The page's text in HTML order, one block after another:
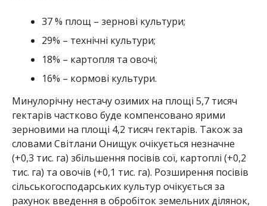
37 % площ – зернові культури;
29% – технічні культури;
18% – картопля та овочі;
16% – кормові культури.
Минулорічну нестачу озимих на площі 5,7 тисяч
гектарів частково буде компенсовано ярими
зерновими на площі 4,2 тисяч гектарів. Також за
словами Світлани Онищук очікується незначне
(+0,3 тис. га) збільшення посівів сої, картоплі (+0,2
тис. га) та овочів (+0,1 тис. га). Розширення посівів
сільськогосподарських культур очікується за
рахунок введення в обробіток земельних ділянок,